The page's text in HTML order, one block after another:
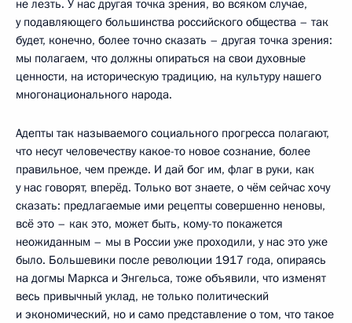
не лезть. У нас другая точка зрения, во всяком случае,
у подавляющего большинства российского общества – так
будет, конечно, более точно сказать – другая точка зрения:
мы полагаем, что должны опираться на свои духовные
ценности, на историческую традицию, на культуру нашего
многонационального народа.
Адепты так называемого социального прогресса полагают,
что несут человечеству какое-то новое сознание, более
правильное, чем прежде. И дай бог им, флаг в руки, как
у нас говорят, вперёд. Только вот знаете, о чём сейчас хочу
сказать: предлагаемые ими рецепты совершенно неновы,
всё это – как это, может быть, кому-то покажется
неожиданным – мы в России уже проходили, у нас это уже
было. Большевики после революции 1917 года, опираясь
на догмы Маркса и Энгельса, тоже объявили, что изменят
весь привычный уклад, не только политический
и экономический, но и само представление о том, что такое